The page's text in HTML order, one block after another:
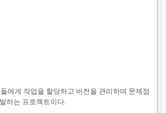
에게 작업을 할당하고 버전을 관리하며 문제점
하는 프로젝트이다.